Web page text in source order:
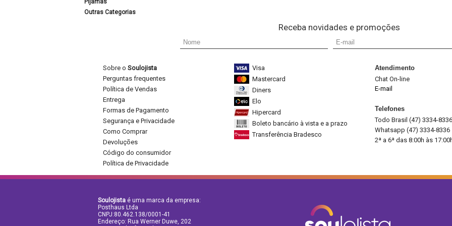
Pijamas
Outras Categorias
Receba novidades e promoções
Sobre o Soulojista
Perguntas frequentes
Política de Vendas
Entrega
Formas de Pagamento
Segurança e Privacidade
Como Comprar
Devoluções
Código do consumidor
Política de Privacidade
Visa
Mastercard
Diners
Elo
Hipercard
Boleto bancário à vista e a prazo
Transferência Bradesco
Atendimento
Chat On-line
E-mail
Telefones
Todo Brasil (47) 3334-8336
Whatsapp (47) 3334-8336
2ª a 6ª das 8:00h às
Soulojista é uma marca da empresa:
Posthaus Ltda
CNPJ:80.462.138/0001-41
Endereço: Rua Werner Duwe, 202